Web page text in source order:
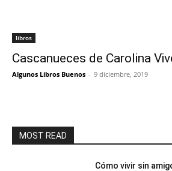
libros
Cascanueces de Carolina
Algunos Libros Buenos - 9 diciembre, 2019
MOST READ
Cómo vivir sin